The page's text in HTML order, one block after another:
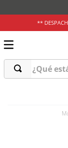
**
¿Qué estás